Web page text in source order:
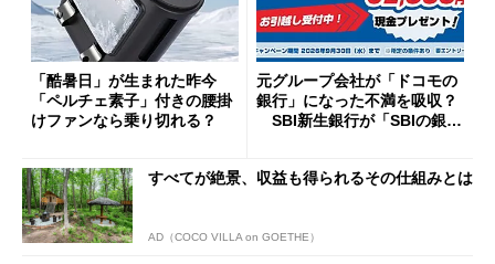
「酷暑日」が生まれた昨今
「ペルチェ素子」付きの腰掛
けファンなら乗り切れる？
元グループ会社が「ドコモの
銀行」になった不満を吸収？
SBI新生銀行が「SBIの銀
開催
すべてが絶景、収益も得られるその仕組みとは
AD（COCO VILLA on GOETHE）